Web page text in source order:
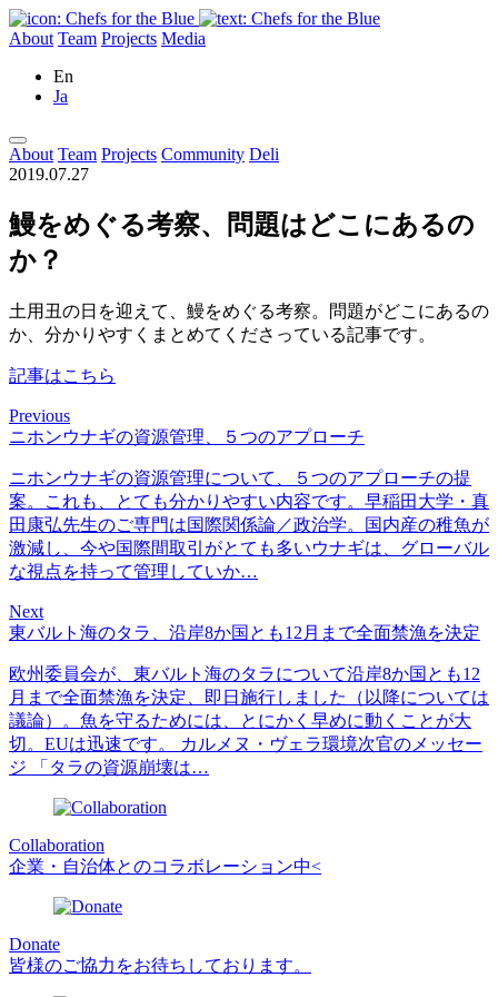
About Team Projects Media
En
Ja
About Team Projects Community Deli
2019.07.27
鰻をめぐる考察、問題はどこにあるの
か？
土用丑の日を迎えて、鰻をめぐる考察。問題がどこにあるの
か、分かりやすくまとめてくださっている記事です。
記事はこちら
Previous
ニホンウナギの資源管理、５つのアプローチ
ニホンウナギの資源管理について、５つのアプローチの提
案。これも、とても分かりやすい内容です。早稲田大学・真
田康弘先生のご専門は国際関係論／政治学。国内産の稚魚が
激減し、今や国際間取引がとても多いウナギは、グローバル
な視点を持って管理していか…
Next
東バルト海のタラ、沿岸8か国とも12月まで全面禁漁を決定
欧州委員会が、東バルト海のタラについて沿岸8か国とも12
月まで全面禁漁を決定、即日施行しました（以降については
議論）。魚を守るためには、とにかく早めに動くことが大
切。EUは迅速です。 カルメヌ・ヴェラ環境次官のメッセー
ジ 「タラの資源崩壊は…
Collaboration
企業・自治体とのコラボレーション中<
Donate
皆様のご協力をお待ちしております。